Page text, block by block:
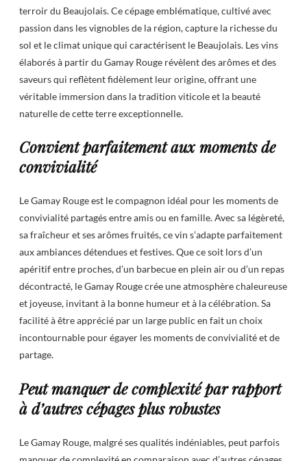
terroir du Beaujolais. Ce cépage emblématique, cultivé avec
passion dans les vignobles de la région, capture la richesse du
sol et le climat unique qui caractérisent le Beaujolais. Les vins
élaborés à partir du Gamay Rouge révèlent des arômes et des
saveurs qui reflètent fidèlement leur origine, offrant une
véritable immersion dans la tradition viticole et la beauté
naturelle de cette terre exceptionnelle.
Convient parfaitement aux moments de
convivialité
Le Gamay Rouge est le compagnon idéal pour les moments de
convivialité partagés entre amis ou en famille. Avec sa légèreté,
sa fraîcheur et ses arômes fruités, ce vin s’adapte parfaitement
aux ambiances détendues et festives. Que ce soit lors d’un
apéritif entre proches, d’un barbecue en plein air ou d’un repas
décontracté, le Gamay Rouge crée une atmosphère chaleureuse
et joyeuse, invitant à la bonne humeur et à la célébration. Sa
facilité à être apprécié par un large public en fait un choix
incontournable pour égayer les moments de convivialité et de
partage.
Peut manquer de complexité par rapport
à d’autres cépages plus robustes
Le Gamay Rouge, malgré ses qualités indéniables, peut parfois